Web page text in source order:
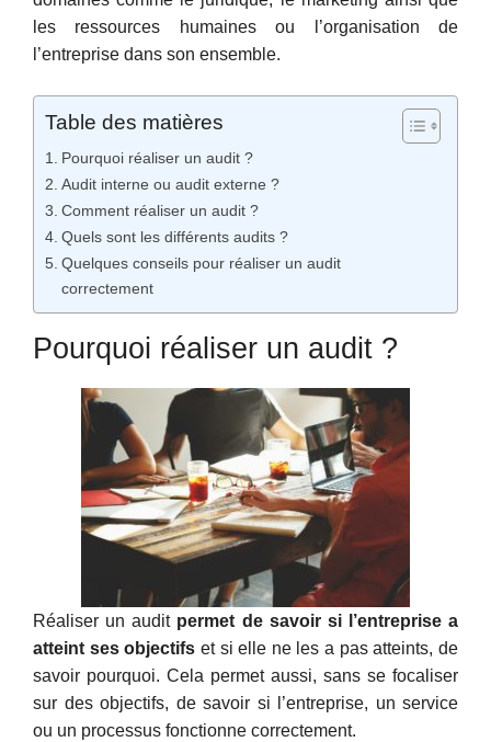
les ressources humaines ou l’organisation de
l’entreprise dans son ensemble.
Table des matières
Pourquoi réaliser un audit ?
Audit interne ou audit externe ?
Comment réaliser un audit ?
Quels sont les différents audits ?
Quelques conseils pour réaliser un audit
correctement
Pourquoi réaliser un audit ?
Réaliser un audit permet de savoir si l’entreprise a
atteint ses objectifs et si elle ne les a pas atteints, de
savoir pourquoi. Cela permet aussi, sans se focaliser
sur des objectifs, de savoir si l’entreprise, un service
ou un processus fonctionne correctement.